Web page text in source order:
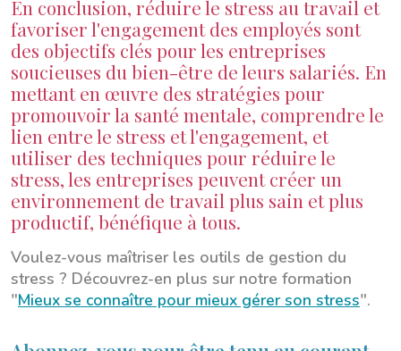
En conclusion, réduire le stress au travail et
favoriser l'engagement des employés sont
des objectifs clés pour les entreprises
soucieuses du bien-être de leurs salariés. En
mettant en œuvre des stratégies pour
promouvoir la santé mentale, comprendre le
lien entre le stress et l'engagement, et
utiliser des techniques pour réduire le
stress, les entreprises peuvent créer un
environnement de travail plus sain et plus
productif, bénéfique à tous.
Voulez-vous maîtriser les outils de gestion du
stress ? Découvrez-en plus sur notre formation
"Mieux se connaître pour mieux gérer son stress".